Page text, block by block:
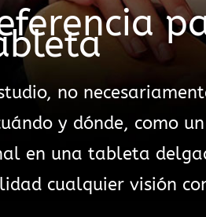
no
y dónde, como
en una tableta
cualquier visión